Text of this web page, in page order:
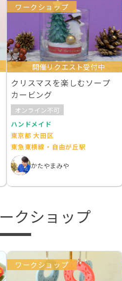
ワークショップ
開催リクエスト受付中
クリスマスを楽しむソープ
カービング
オンライン不可
ハンドメイド
東京都 大田区
東急東横線・自由が丘駅
かたやまみや
クショップ
ワークショップ